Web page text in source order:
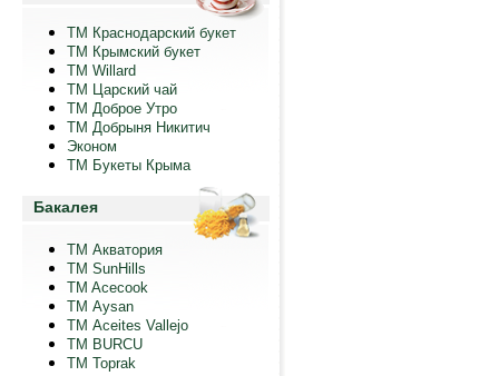
ТМ Краснодарский букет
ТМ Крымский букет
ТМ Willard
ТМ Царский чай
ТМ Доброе Утро
ТМ Добрыня Никитич
Эконом
ТМ Букеты Крыма
Бакалея
ТМ Акватория
ТМ SunHills
TM Acecook
ТМ Aysan
ТМ Aceites Vallejo
TM BURCU
TM Toprak